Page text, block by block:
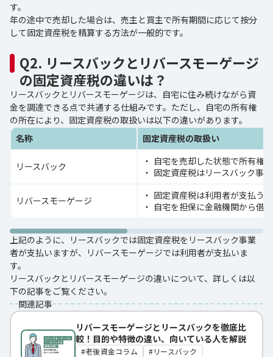
す。
年の途中で売却した場合は、売主と買主で所有期間に応じて按分
して固定資産税を精算する方法が一般的です。
Q2. リースバックとリバースモーゲージ
の固定資産税の違いは？
リースバックとリバースモーゲージは、自宅に住み続けながら資
金を調達できる点で共通する仕組みです。ただし、自宅の所有権
の所在により、固定資産税の取扱いは以下の違いがあります。
名称
固定資産税の取扱い
リースバック
自宅を売却した状態で所有権
固定資産税はリースバック事
リバースモーゲージ
固定資産税は利用者が支払う
自宅を担保に金融機関から借
上記のように、リースバックでは固定資産税をリースバック事業
者が支払いますが、リバースモーゲージでは利用者が支払いま
す。
リースバックとリバースモーゲージの違いについて、詳しくは以
下の記事をご覧ください。
関連記事
リバースモーゲージとリースバックを徹底比
較！目的や特徴の違い、向いている人を解説
老後資金コラム
リースバック